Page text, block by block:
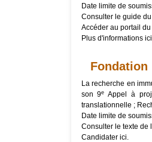
Date limite de
Consulter le guide
Accéder au portail
Plus d'informations ici
Fondation
La recherche en
son 9e Appel à
translationnelle ;
Date limite de
Consulter le texte de
Candidater ici.